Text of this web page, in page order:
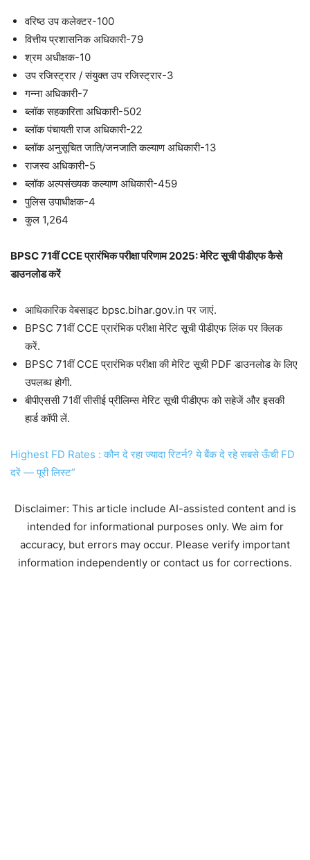
वरिष्ठ उप कलेक्टर-100
वित्तीय प्रशासनिक अधिकारी-79
श्रम अधीक्षक-10
उप रजिस्ट्रार / संयुक्त उप रजिस्ट्रार-3
गन्ना अधिकारी-7
ब्लॉक सहकारिता अधिकारी-502
ब्लॉक पंचायती राज अधिकारी-22
ब्लॉक अनुसूचित जाति/जनजाति कल्याण अधिकारी-13
राजस्व अधिकारी-5
ब्लॉक अल्पसंख्यक कल्याण अधिकारी-459
पुलिस उपाधीक्षक-4
कुल 1,264
BPSC 71वीं CCE प्रारंभिक परीक्षा परिणाम 2025: मेरिट सूची पीडीएफ कैसे
डाउनलोड करें
आधिकारिक वेबसाइट bpsc.bihar.gov.in पर जाएं.
BPSC 71वीं CCE प्रारंभिक परीक्षा मेरिट सूची पीडीएफ लिंक पर क्लिक
करें.
BPSC 71वीं CCE प्रारंभिक परीक्षा की मेरिट सूची PDF डाउनलोड के लिए
उपलब्ध होगी.
बीपीएससी 71वीं सीसीई प्रीलिम्स मेरिट सूची पीडीएफ को सहेजें और इसकी
हार्ड कॉपी लें.
Highest FD Rates : कौन दे रहा ज्यादा रिटर्न? ये बैंक दे रहे सबसे ऊँची FD
दरें — पूरी लिस्ट”
Disclaimer: This article include AI-assisted content and is
intended for informational purposes only. We aim for
accuracy, but errors may occur. Please verify important
information independently or contact us for corrections.